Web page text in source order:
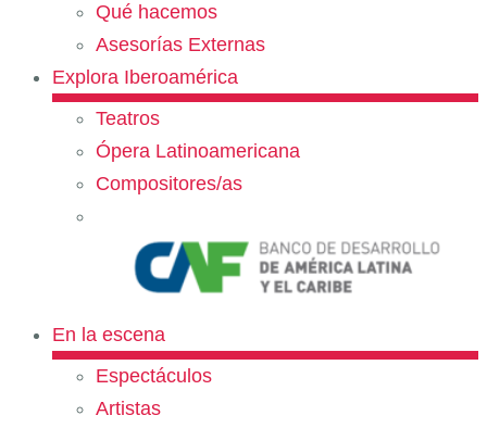
Qué hacemos
Asesorías Externas
Explora Iberoamérica
Teatros
Ópera Latinoamericana
Compositores/as
En la escena
Espectáculos
Artistas